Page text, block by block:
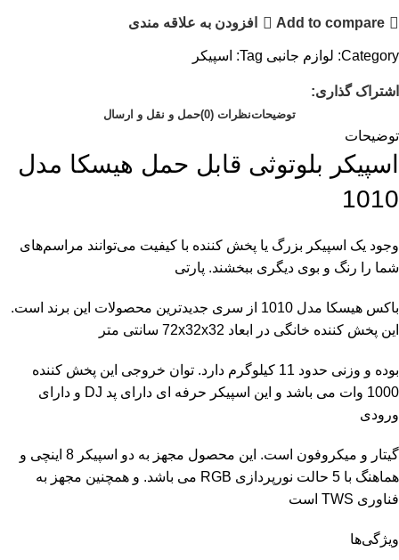
Add to compare افزودن به علاقه مندی
Category: لوازم جانبی Tag: اسپیکر
اشتراک گذاری:
توضیحاتنظرات (0) حمل و نقل و ارسال
توضیحات
اسپیکر بلوتوثی قابل حمل هیسکا مدل
1010
وجود یک اسپیکر بزرگ یا پخش کننده با کیفیت می‌توانند مراسم‌های
شما را رنگ و بوی دیگری ببخشند. پارتی
باکس هیسکا مدل 1010 از سری جدیدترین محصولات این برند است.
این پخش کننده خانگی در ابعاد 72x32x32 سانتی متر
بوده و وزنی حدود 11 کیلوگرم دارد. توان خروجی این پخش کننده
1000 وات می باشد و این اسپیکر حرفه ای دارای پد DJ و دارای
ورودی
گیتار و میکروفون است. این محصول مجهز به دو اسپیکر 8 اینچی و
هماهنگ با 5 حالت نورپردازی RGB می باشد. و همچنین مجهز به
فناوری TWS است
ویژگی‌ها